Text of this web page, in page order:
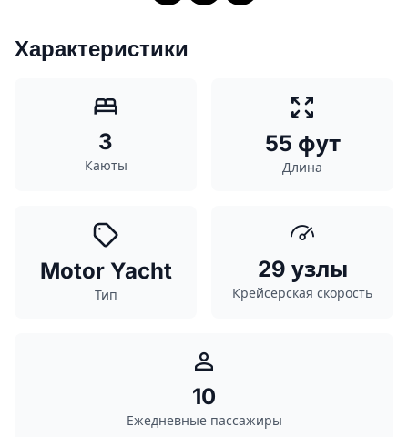
Характеристики
3
Каюты
55 фут
Длина
Motor Yacht
Тип
29 узлы
Крейсерская скорость
10
Ежедневные пассажиры